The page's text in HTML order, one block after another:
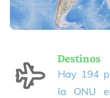
Destinos
Hay 194
la ONU